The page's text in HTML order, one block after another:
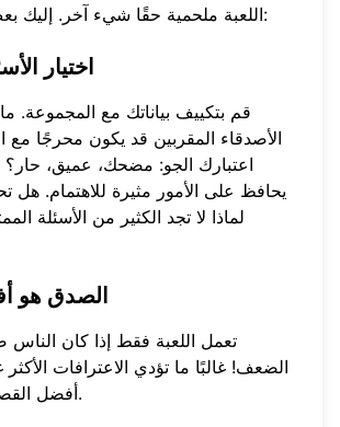
اللعبة ملحمية حقًا شيء آخر. إليك:
اختيار
قم بتكييف بياناتك مع المجموعة.
الأصدقاء المقربين قد يكون محرجًا مع
اعتبارك الجو: مضحك، عميق،
يحافظ على الأمور مثيرة للاهتمام. هل
لماذا لا تجد الكثير من الأسئلة
الصدق هو
تعمل اللعبة فقط إذا كان
الضعف! غالبًا ما تؤدي الاعترافات
أفضل القصص والضحكات.